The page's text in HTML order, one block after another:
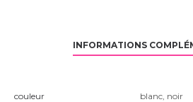
INFORMATIONS
couleur blanc noir